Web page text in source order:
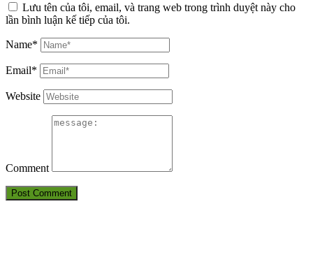
Lưu tên của tôi, email, và trang web trong trình duyệt này cho
lần bình luận kế tiếp của tôi.
Name*
Email*
Website
Comment